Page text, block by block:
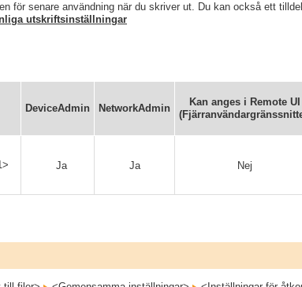
för senare användning när du skriver ut. Du kan också ett
utskriftsinställningar
DeviceAdmin NetworkAdmin
Kan anges i Remote UI
Ja Ja Nej